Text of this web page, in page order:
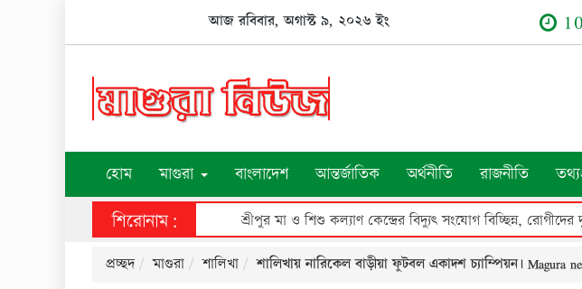
আজ রবিবার, অগাস্ট ৯, ২০২৬ ইং
হোম মাগুরা বাংলাদেশ আন্তর্জাতিক অর্থনীতি রাজনীতি
শিরোনাম: শ্রীপুর মা ও শিশু কল্যাণ কেন্দ্রের বিদ্যুৎ সংযোগ বিচ্ছিন্ন, রোগীদের
প্রচ্ছদ মাগুরা শালিখা শালিখায় নারিকেল বাড়ীয়া ফুটবল একাদশ চ্যাম্পিয়ন। Magura